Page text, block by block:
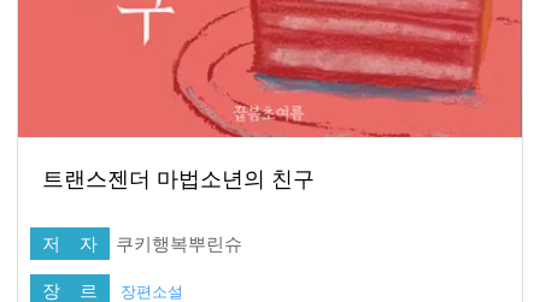
트랜스젠더 마법소년의 친구
저 자 쿠키행복뿌린슈
장 르 장편소설